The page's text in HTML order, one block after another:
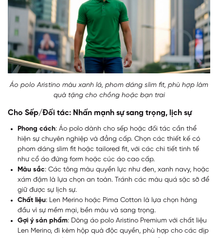
Áo polo Aristino màu xanh lá, phom dáng slim fit, phù hợp làm
quà tặng cho chồng hoặc bạn trai
Cho Sếp/Đối tác: Nhấn mạnh sự sang trọng, lịch sự
Phong cách: Áo polo dành cho sếp hoặc đối tác cần thể
hiện sự chuyên nghiệp và đẳng cấp. Chọn các thiết kế có
phom dáng slim fit hoặc tailored fit, với các chi tiết tinh tế
như cổ áo đứng form hoặc cúc áo cao cấp.
Màu sắc: Các tông màu quyền lực như đen, xanh navy, hoặc
xám đậm là lựa chọn an toàn. Tránh các màu quá sặc sỡ để
giữ được sự lịch sự.
Chất liệu: Len Merino hoặc Pima Cotton là lựa chọn hàng
đầu vì sự mềm mại, bền màu và sang trọng.
Gợi ý sản phẩm: Dòng áo polo Aristino Premium với chất liệu
Len Merino, đi kèm hộp quà độc quyền, phù hợp cho các dịp